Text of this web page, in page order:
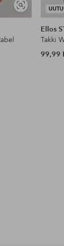
Näytä
samankaltaisia
Ellos
Takki
99,99